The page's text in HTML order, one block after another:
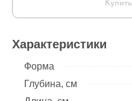
Купить
Характеристики
Форма
Глубина, см